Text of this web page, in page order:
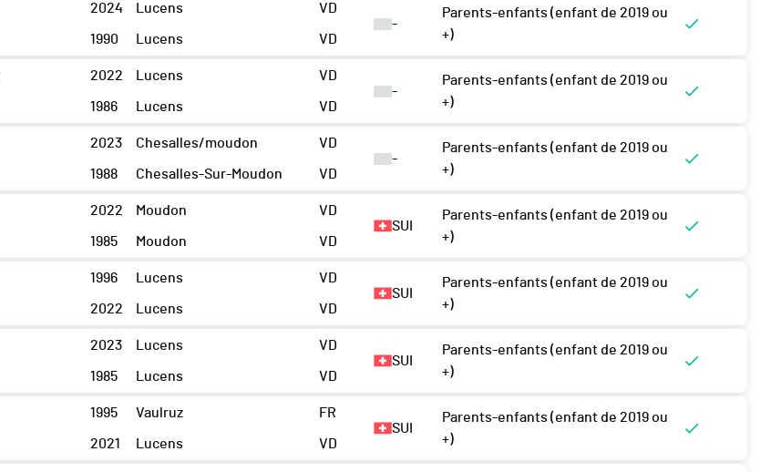
2024
1990
Lucens
Lucens
VD
VD
-
Parents-enfants (enfant de 2019 ou
+)
2022
1986
Lucens
Lucens
VD
VD
-
Parents-enfants (enfant de 2019 ou
+)
2023
1988
Chesalles/moudon
Chesalles-Sur-Moudon
VD
VD
-
Parents-enfants (enfant de 2019 ou
+)
2022
1985
Moudon
Moudon
VD
VD
SUI
Parents-enfants (enfant de 2019 ou
+)
1996
2022
Lucens
Lucens
VD
VD
SUI
Parents-enfants (enfant de 2019 ou
+)
2023
1985
Lucens
Lucens
VD
VD
SUI
Parents-enfants (enfant de 2019 ou
+)
1995
2021
Vaulruz
Lucens
FR
VD
SUI
Parents-enfants (enfant de 2019 ou
+)